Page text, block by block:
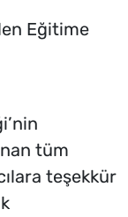
tüm
teşekkür